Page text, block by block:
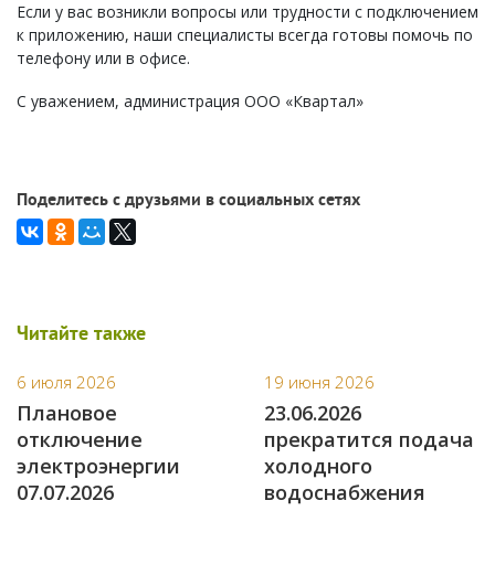
Если у вас возникли вопросы или трудности с подключением
к приложению, наши специалисты всегда готовы помочь по
телефону или в офисе.
С уважением, администрация ООО «Квартал»
Поделитесь с друзьями в социальных сетях
Читайте также
6 июля 2026
Плановое
отключение
электроэнергии
07.07.2026
19 июня 2026
23.06.2026
прекратится подача
холодного
водоснабжения